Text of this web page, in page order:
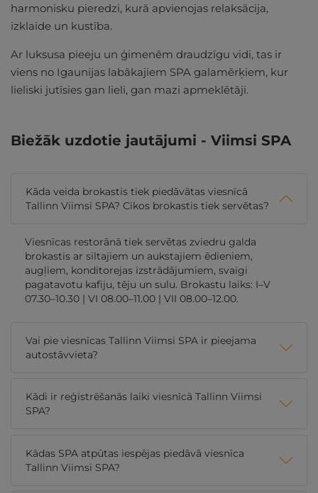
harmonisku pieredzi, kurā apvienojas relaksācija,
izklaide un kustība.
Ar luksusa pieeju un ģimenēm draudzīgu vidi, tas ir
viens no Igaunijas labākajiem SPA galamērķiem, kur
lieliski jutīsies gan lieli, gan mazi apmeklētāji.
Biežāk uzdotie jautājumi - Viimsi SPA
Kāda veida brokastis tiek piedāvātas viesnīcā
Tallinn Viimsi SPA? Cikos brokastis tiek servētas?
Viesnīcas restorānā tiek servētas zviedru galda
brokastis ar siltajiem un aukstajiem ēdieniem,
augļiem, konditorejas izstrādājumiem, svaigi
pagatavotu kafiju, tēju un sulu. Brokastu laiks: I–V
07.30–10.30 | VI 08.00–11.00 | VII 08.00–12.00.
Vai pie viesnīcas Tallinn Viimsi SPA ir pieejama
autostāvvieta?
Kādi ir reģistrēšanās laiki viesnīcā Tallinn Viimsi
SPA?
Kādas SPA atpūtas iespējas piedāvā viesnīca
Tallinn Viimsi SPA?